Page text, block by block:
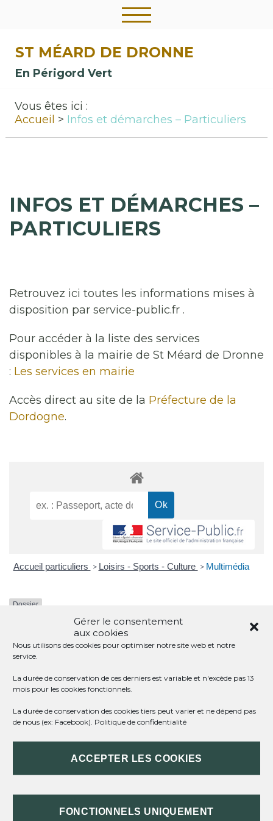
Gérer le consentement
aux cookies
Nous utilisons des cookies pour optimiser notre site web et notre
service.
La durée de conservation de ces derniers est variable et n'excède pas 13
mois pour les cookies fonctionnels.
La durée de conservation des cookies tiers peut varier et ne dépend pas
de nous (ex: Facebook). Politique de confidentialité
ACCEPTER LES COOKIES
FONCTIONNELS UNIQUEMENT
ST MÉARD DE DRONNE
En Périgord Vert
Vous êtes ici :
Accueil
Infos et démarches – Particuliers
INFOS ET DÉMARCHES –
PARTICULIERS
Retrouvez ici toutes les informations mises à
disposition par service-public.fr .
Pour accéder à la liste des services
disponibles à la mairie de St Méard de Dronne
: Les services en mairie
Accès direct au site de la Préfecture de la
Dordogne.
Accueil particuliers > Loisirs - Sports - Culture > Multimédia
Dossier
Multimédia
Vérifié le 16/10/2018 - Direction de l'information légale et administrative
Téléchargement de musique ou de films
Téléchargement de jeux vidéo
SERVICES EN LIGNE ET FORMULAIRES
Questions ? Réponses !